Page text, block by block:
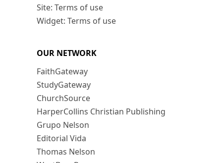
Site: Terms of use
Widget: Terms of use
OUR NETWORK
FaithGateway
StudyGateway
ChurchSource
HarperCollins Christian Publishing
Grupo Nelson
Editorial Vida
Thomas Nelson